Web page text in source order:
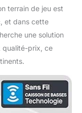
terrain de jeu est
et dans cette
une solution
qualité-prix, ce